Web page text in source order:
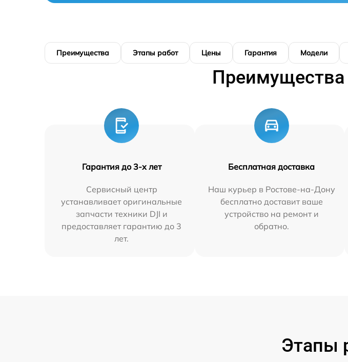
Преимущества Этапы работ Цены Гарантия Модели
Преимущества
Гарантия до 3-х лет
Сервисный центр
устанавливает оригинальные
запчасти техники DJI и
предоставляет гарантию до 3
лет.
Бесплатная доставка
Наш курьер в Ростове-на-Дону
бесплатно доставит ваше
устройство на ремонт и
обратно.
Этапы